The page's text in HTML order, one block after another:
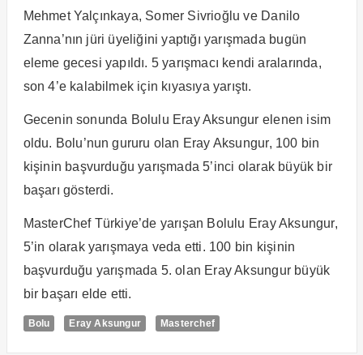
Mehmet Yalçınkaya, Somer Sivrioğlu ve Danilo
Zanna’nın jüri üyeliğini yaptığı yarışmada bugün
eleme gecesi yapıldı. 5 yarışmacı kendi aralarında,
son 4’e kalabilmek için kıyasıya yarıştı.
Gecenin sonunda Bolulu Eray Aksungur elenen isim
oldu. Bolu’nun gururu olan Eray Aksungur, 100 bin
kişinin başvurduğu yarışmada 5’inci olarak büyük bir
başarı gösterdi.
MasterChef Türkiye’de yarışan Bolulu Eray Aksungur,
5’in olarak yarışmaya veda etti. 100 bin kişinin
başvurduğu yarışmada 5. olan Eray Aksungur büyük
bir başarı elde etti.
Bolu Eray Aksungur Masterchef